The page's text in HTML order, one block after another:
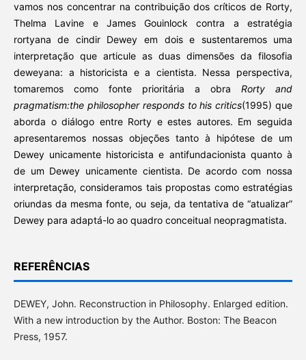
vamos nos concentrar na contribuição dos críticos de Rorty,
Thelma Lavine e James Gouinlock contra a estratégia
rortyana de cindir Dewey em dois e sustentaremos uma
interpretação que articule as duas dimensões da filosofia
deweyana: a historicista e a cientista. Nessa perspectiva,
tomaremos como fonte prioritária a obraRorty and
pragmatism:the philosopher responds to his critics(1995) que
aborda o diálogo entre Rorty e estes autores. Em seguida
apresentaremos nossas objeções tanto à hipótese de um
Dewey unicamente historicista e antifundacionista quanto à
de um Dewey unicamente cientista. De acordo com nossa
interpretação, consideramos tais propostas como estratégias
oriundas da mesma fonte, ou seja, da tentativa de “atualizar”
Dewey para adaptá-lo ao quadro conceitual neopragmatista.
REFERÊNCIAS
DEWEY, John. Reconstruction in Philosophy. Enlarged edition.
With a new introduction by the Author. Boston: The Beacon
Press, 1957.